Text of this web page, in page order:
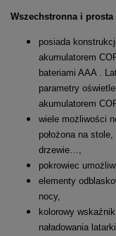
Wszechstronna i prosta
posiada
akumulatorem
bateriami AAA .
parametry
akumulatorem
wiele możliwości
położona na
drzewie…,
pokrowiec
elementy
nocy,
kolorowy
naładowania